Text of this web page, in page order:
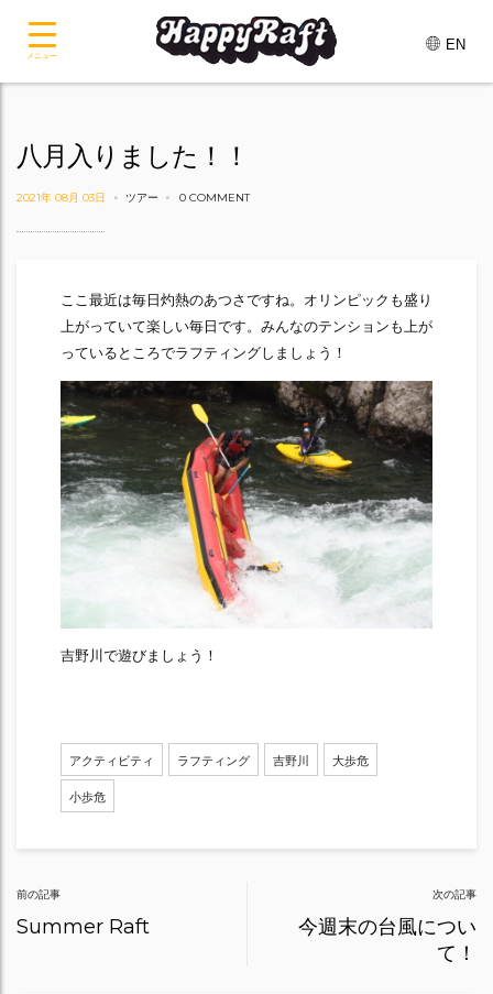
EN
八月入りました！！
2021年 08月 03日 ツアー 0 COMMENT
ここ最近は毎日灼熱のあつさですね。オリンピックも盛り
上がっていて楽しい毎日です。みんなのテンションも上が
っているところでラフティングしましょう！
吉野川で遊びましょう！
アクティビティ ラフティング 吉野川 大歩危
小歩危
Post
navigation
前の記事
Summer Raft
次の記事
今週末の台風につい
て！
メニュー